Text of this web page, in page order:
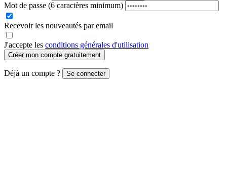
Mot de passe (6 caractères minimum)
Recevoir les nouveautés par email
J'accepte les conditions générales d'utilisation
Créer mon compte gratuitement
Déjà un compte ? Se connecter